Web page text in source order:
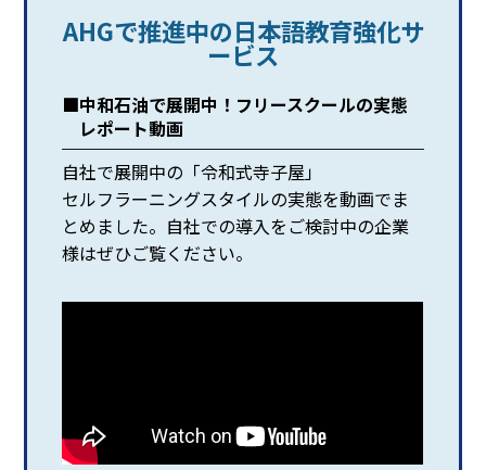
AHGで推進中の日本語教育強化サ
ービス
中和石油で展開中！フリースクールの実態
レポート動画
自社で展開中の「令和式寺子屋」
セルフラーニングスタイルの実態を動画でま
とめました。自社での導入をご検討中の企業
様はぜひご覧ください。